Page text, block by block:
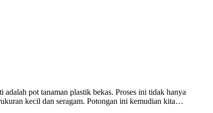
pot tanaman plastik bekas. Proses ini tidak hanya
kecil dan seragam. Potongan ini kemudian kita…